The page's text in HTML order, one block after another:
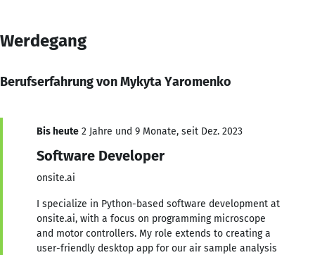
Werdegang
Berufserfahrung von Mykyta Yaromenko
Bis heute 2 Jahre und 9 Monate, seit Dez. 2023
Software Developer
onsite.ai
I specialize in Python-based software development at
onsite.ai, with a focus on programming microscope
and motor controllers. My role extends to creating a
user-friendly desktop app for our air sample analysis